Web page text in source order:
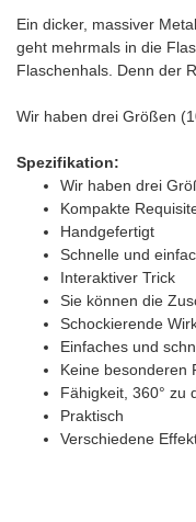
Ein dicker, massiver
geht mehrmals in die
Flaschenhals. Denn der
Wir haben drei Größen
Spezifikation:
Wir haben drei
Kompakte
Handgefertigt
Schnelle und
Interaktiver Trick
Sie können die
Schockierende
Einfaches und
Keine besonderen
Fähigkeit, 360° zu
Praktisch
Verschiedene